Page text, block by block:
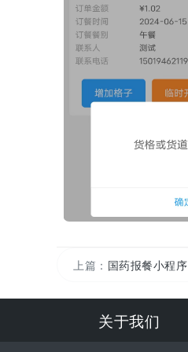
上篇： 国药报餐小程序
关于我们